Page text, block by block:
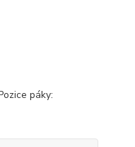
páky: